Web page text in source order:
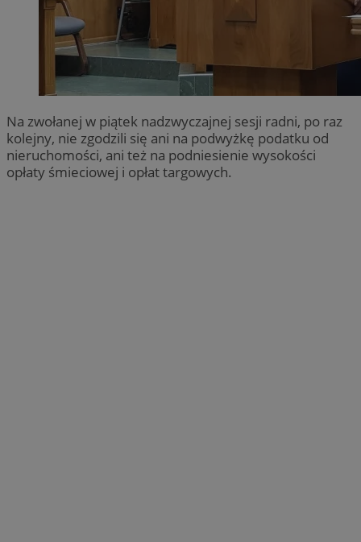
Na zwołanej w piątek nadzwyczajnej sesji radni, po raz
kolejny, nie zgodzili się ani na podwyżkę podatku od
nieruchomości, ani też na podniesienie wysokości
opłaty śmieciowej i opłat targowych.